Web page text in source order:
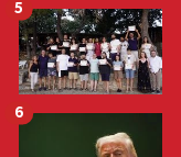
5
6